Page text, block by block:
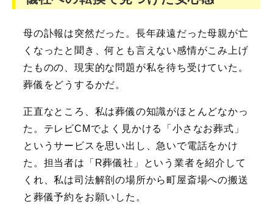
母の訃報は突然だった。長年疎遠だった母親が亡
くなったと聞き、何とも言えない感情がこみ上げ
たものの、現実的な問題が私を待ち受けていた。
葬儀をどうするかだ。
正直なところ、私は葬儀の知識がほとんどなかっ
た。テレビCMでよく見かける「小さなお葬式」
というサービスを思い出し、急いで電話をかけ
た。担当者は「R葬儀社」という業者を紹介して
くれ、私は司法解剖の場所から町屋斎場への搬送
と葬儀予約をお願いした。